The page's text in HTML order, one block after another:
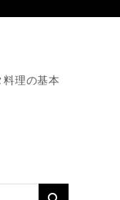
料理の基本